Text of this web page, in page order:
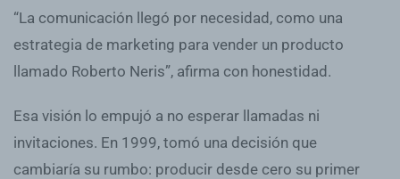
“La comunicación llegó por necesidad, como una
estrategia de marketing para vender un producto
llamado Roberto Neris”, afirma con honestidad.
Esa visión lo empujó a no esperar llamadas ni
invitaciones. En 1999, tomó una decisión que
cambiaría su rumbo: producir desde cero su primer